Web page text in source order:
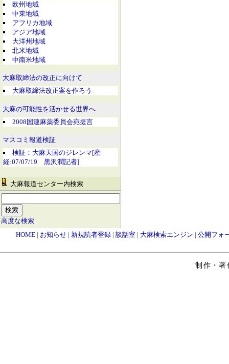
欧州地域
中東地域
アフリカ地域
アジア地域
大洋州地域
北米地域
中南米地域
大麻取締法の改正に向けて
大麻取締法改正案を作ろう
大麻の可能性を活かせる世界へ
2008国連麻薬委員会宛提言
マスコミ報道検証
検証：大麻天国のジレンマ[産
経:07/07/19 黒沢潤記者]
大麻報道センター内検索
高度な検索
HOME | お知らせ | 新規読者登録 | 談話室 | 大麻検索エンジン | 公開フォ
制作・